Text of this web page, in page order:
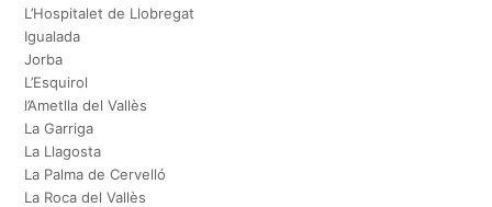
L’Hospitalet de Llobregat
Igualada
Jorba
L’Esquirol
l’Ametlla del Vallès
La Garriga
La Llagosta
La Palma de Cervelló
La Roca del Vallès